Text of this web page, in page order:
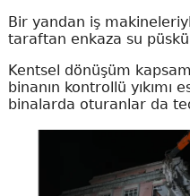
Bir yandan iş
taraftan enkaza su
Kentsel dönüşüm
binanın kontrollü yıkımı
binalarda oturanlar da